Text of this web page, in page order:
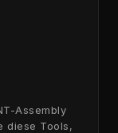
Assembly
diese Tools,